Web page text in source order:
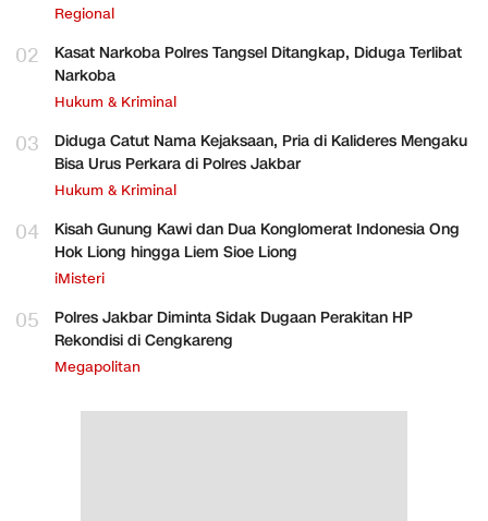
Regional
02
Kasat Narkoba Polres Tangsel Ditangkap, Diduga Terlibat
Narkoba
Hukum & Kriminal
03
Diduga Catut Nama Kejaksaan, Pria di Kalideres Mengaku
Bisa Urus Perkara di Polres Jakbar
Hukum & Kriminal
04
Kisah Gunung Kawi dan Dua Konglomerat Indonesia Ong
Hok Liong hingga Liem Sioe Liong
iMisteri
05
Polres Jakbar Diminta Sidak Dugaan Perakitan HP
Rekondisi di Cengkareng
Megapolitan